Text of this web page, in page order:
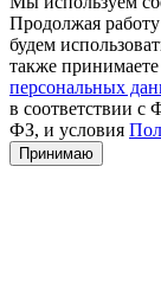
Продолжая
будем
также
персональных
в соответствии с
ФЗ, и условия
Принимаю